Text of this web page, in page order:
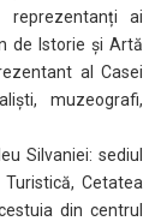
reprezentanți ai
de Istorie și Artă
al Casei
muzeografi,
Silvaniei: sediul
Cetatea
din centrul